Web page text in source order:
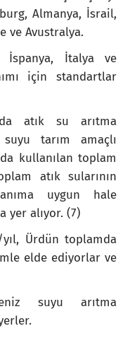
Almanya, İsrail,
ve Avustralya.
İspanya, İtalya ve
için standartlar
atık su arıtma
tarım amaçlı
kullanılan toplam
atık sularının
uygun hale
yer alıyor. (7)
Ürdün toplamda
elde ediyorlar ve
suyu arıtma